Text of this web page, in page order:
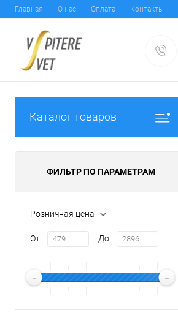
Главная О нас Оплата Контакты
Каталог товаров
ФИЛЬТР ПО ПАРАМЕТРАМ
Розничная цена
От До